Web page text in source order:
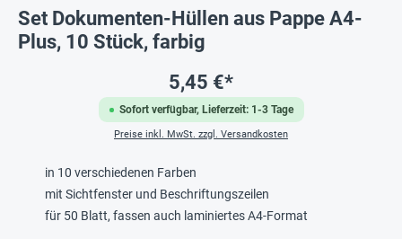
Set Dokumenten-Hüllen aus Pappe A4-
Plus, 10 Stück, farbig
Sofort verfügbar, Lieferzeit: 1-3 Tage
5,45 €*
Preise inkl. MwSt. zzgl. Versandkosten
in 10 verschiedenen Farben
mit Sichtfenster und Beschriftungszeilen
für 50 Blatt, fassen auch laminiertes A4-Format